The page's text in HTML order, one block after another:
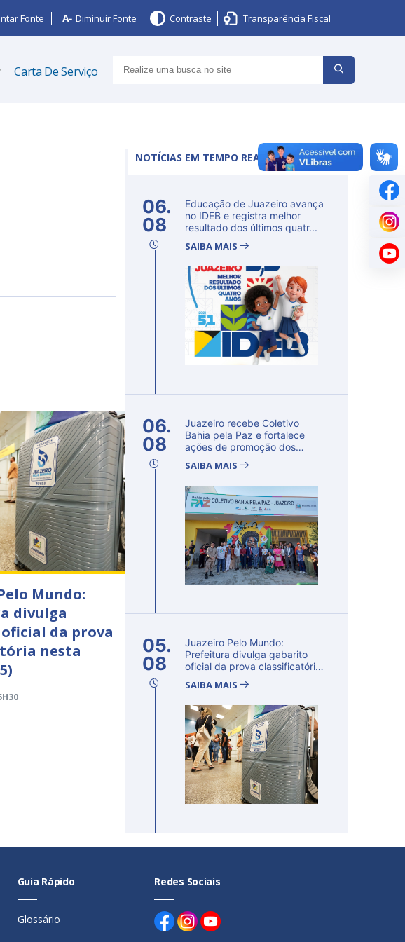
Fonte Diminuir Fonte Contraste Transparência Fiscal
Carta De Serviço
Mundo:
divulga
da prova
nesta
NOTÍCIAS EM TEMPO REAL
06.
08
Educação de Juazeiro avança
no IDEB e registra melhor
resultado dos últimos quatr...
SAIBA MAIS
06.
08
Juazeiro recebe Coletivo
Bahia pela Paz e fortalece
ações de promoção dos
SAIBA MAIS
05.
08
Juazeiro Pelo Mundo:
Prefeitura divulga gabarito
oficial da prova classificatória
SAIBA MAIS
Guia Rápido
Glossário
Redes Sociais